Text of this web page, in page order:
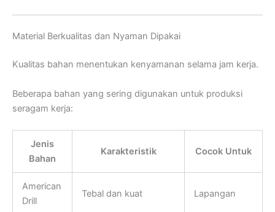
Material Berkualitas dan Nyaman Dipakai
Kualitas bahan menentukan kenyamanan selama jam kerja.
Beberapa bahan yang sering digunakan untuk produksi
seragam kerja:
Jenis
Bahan
Karakteristik Cocok Untuk
American
Drill
Tebal dan kuat Lapangan